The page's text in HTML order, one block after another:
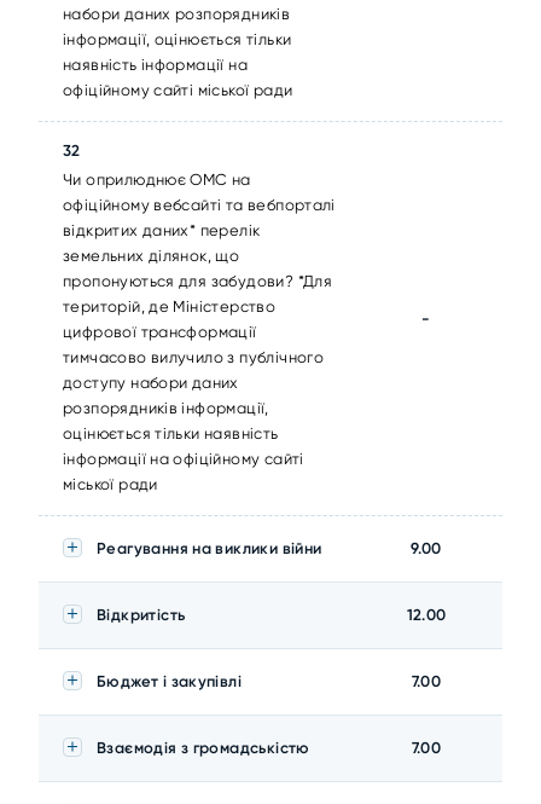
набори даних розпорядників
інформації, оцінюється тільки
наявність інформації на
офіційному сайті міської ради
32
Чи оприлюднює ОМС на
офіційному вебсайті та вебпорталі
відкритих даних* перелік
земельних ділянок, що
пропонуються для забудови? *Для
територій, де Міністерство
цифрової трансформації
тимчасово вилучило з публічного
доступу набори даних
розпорядників інформації,
оцінюється тільки наявність
інформації на офіційному сайті
міської ради
-
Реагування на виклики війни 9.00
Відкритість 12.00
Бюджет і закупівлі 7.00
Взаємодія з громадськістю 7.00